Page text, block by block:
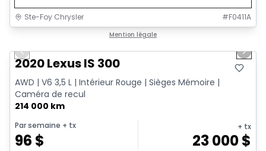
Ste-Foy Chrysler #F0411A
Mention légale
Previous slide Next
2020 Lexus IS 300
AWD | V6 3,5 L | Intérieur Rouge | Sièges Mémoire |
Caméra de recul
214 000 km
Par semaine + tx
96 $
+ tx
23 000$